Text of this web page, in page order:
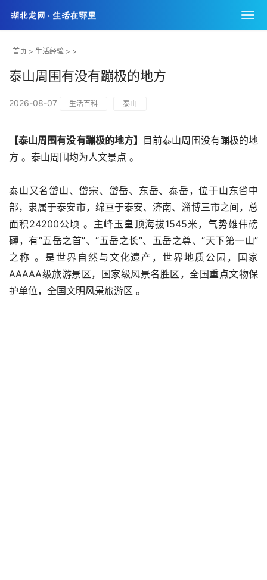
首页 > 生活经验 > >
泰山周围有没有蹦极的地方
2026-08-07 生活百科 泰山
【泰山周围有没有蹦极的地方】
目前泰山周围没有蹦极的地
方 。泰山周围均为人文景点 。
泰山又名岱山、岱宗、岱岳、东岳、泰岳，位于山东省中
部，隶属于泰安市，绵亘于泰安、济南、淄博三市之间，总
面积24200公顷 。主峰玉皇顶海拔1545米，气势雄伟磅
礴，有“五岳之首”、“五岳之长”、五岳之尊、“天下第一山”
之称 。是世界自然与文化遗产，世界地质公园，国家
AAAAA级旅游景区，国家级风景名胜区，全国重点文物保
护单位，全国文明风景旅游区 。